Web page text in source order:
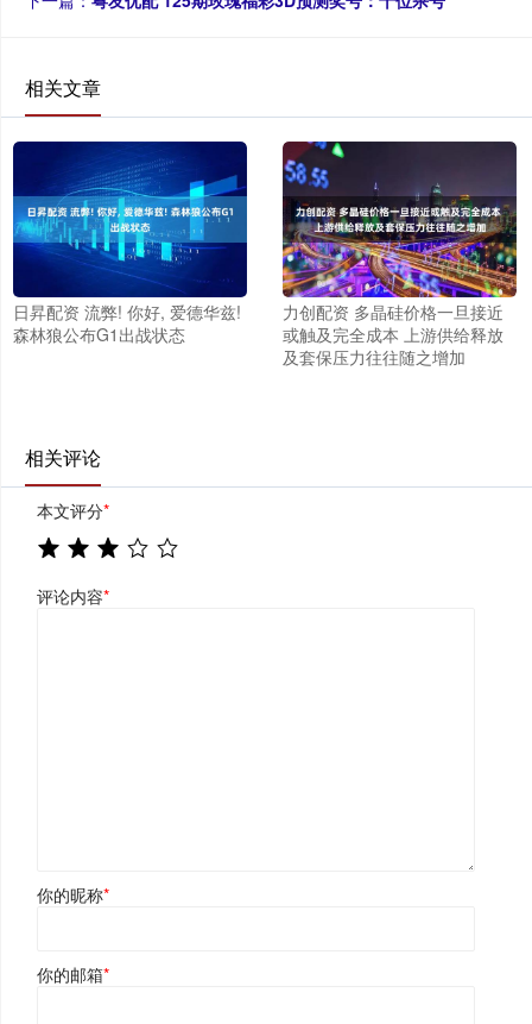
相关文章
日昇配资 流弊! 你好, 爱德华兹!
森林狼公布G1出战状态
力创配资 多晶硅价格一旦接近
或触及完全成本 上游供给释放
及套保压力往往随之增加
相关评论
本文评分*
评论内容*
你的昵称*
你的邮箱*